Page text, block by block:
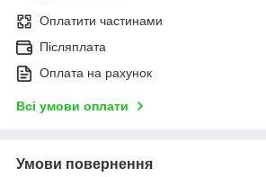
Оплатити частинами
Післяплата
Оплата на рахунок
Всі умови оплати
Умови повернення